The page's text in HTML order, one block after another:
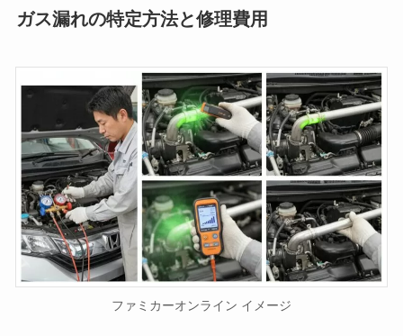
ガス漏れの特定方法と修理費用
ファミカーオンライン イメージ